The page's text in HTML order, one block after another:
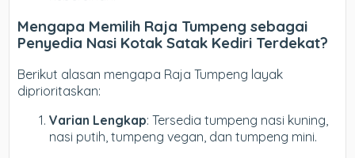
Mengapa Memilih Raja Tumpeng sebagai
Penyedia Nasi Kotak Satak Kediri Terdekat?
Berikut alasan mengapa Raja Tumpeng layak
diprioritaskan:
Varian Lengkap: Tersedia tumpeng nasi kuning,
nasi putih, tumpeng vegan, dan tumpeng mini.